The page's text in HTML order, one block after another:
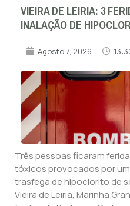
VIEIRA DE LEIRIA: 3
INALAÇÃO DE
Agosto 7, 2026
Três pessoas ficaram
tóxicos provocados por
trasfega de hipoclorito de
Vieira de Leiria, Marinha